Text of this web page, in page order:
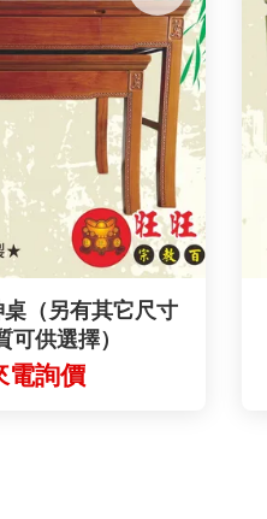
（另有其它尺寸
可供選擇）
電詢價